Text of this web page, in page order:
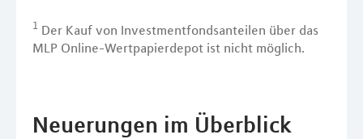
1 Der Kauf von Investmentfondsanteilen über das
MLP Online-Wertpapierdepot ist nicht möglich.
Neuerungen im Überblick